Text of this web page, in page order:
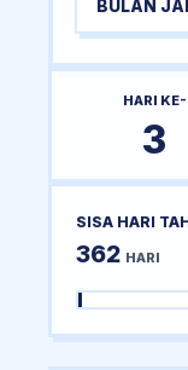
BULAN
HARI KE-
3
SISA HARI
362 HARI